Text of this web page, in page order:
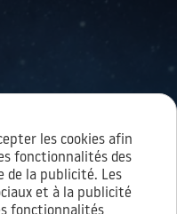
les cookies afin
fonctionnalités des
de la publicité. Les
et à la publicité